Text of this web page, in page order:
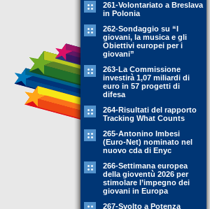
261-Volontariato a Breslava
in Polonia
262-Sondaggio su “I
giovani, la musica e gli
Obiettivi europei per i
giovani”
263-La Commissione
investirà 1,07 miliardi di
euro in 57 progetti di
difesa
264-Risultati del rapporto
Tracking What Counts
265-Antonino Imbesi
(Euro-Net) nominato nel
nuovo cda di Enyc
266-Settimana europea
della gioventù 2026 per
stimolare l’impegno dei
giovani in Europa
267-Svolto a Potenza